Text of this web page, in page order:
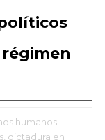
humanos
dictadura en